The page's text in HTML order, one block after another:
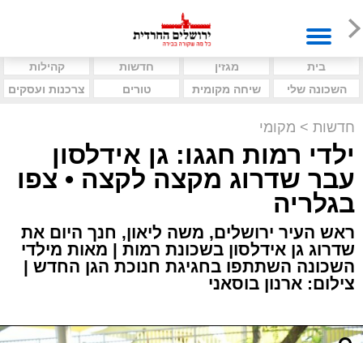
בית מגזין חדשות
קהילות
השכונה שלי
שיחה מקומית טורים צרכנות ועסקים
חדשות > מקומי
ילדי רמות חגגו: גן אידלסון
עבר שדרוג מקצה לקצה • צפו
בגלריה
ראש העיר ירושלים, משה ליאון, חנך היום את
שדרוג גן אידלסון בשכונת רמות | מאות מילדי
השכונה השתתפו בחגיגת חנוכת הגן החדש |
צילום: ארנון בוסאני